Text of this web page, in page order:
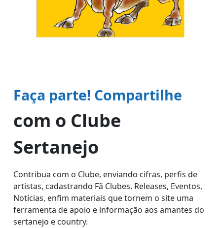
Faça parte! Compartilhe
com o Clube
Sertanejo
Contribua com o Clube, enviando cifras, perfis de
artistas, cadastrando Fã Clubes, Releases, Eventos,
Notícias, enfim materiais que tornem o site uma
ferramenta de apoio e informação aos amantes do
sertanejo e country.